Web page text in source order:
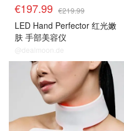
€197.99 €219.99
LED Hand Perfector 红光嫩
肤 手部美容仪
@dealmoon.de